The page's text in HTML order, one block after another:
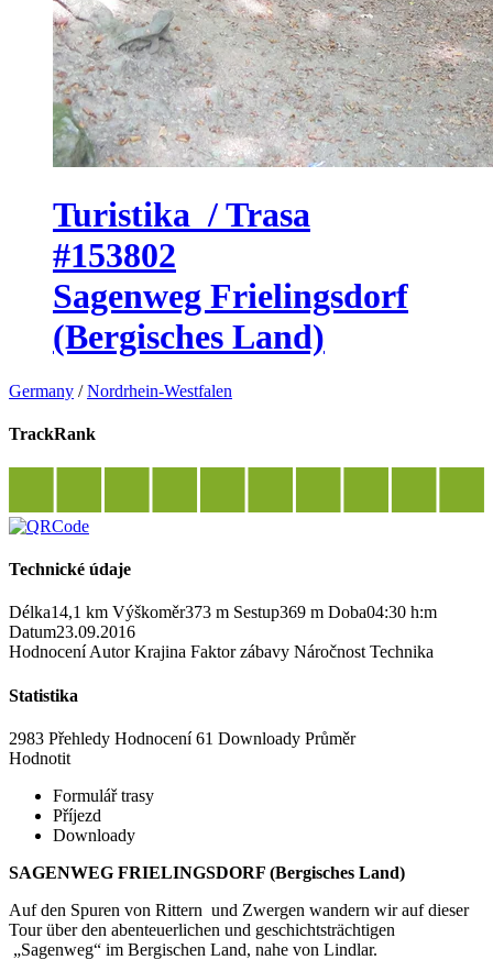
Turistika / Trasa
#153802
Sagenweg Frielingsdorf
(Bergisches Land)
Germany /Nordrhein-Westfalen
TrackRank
Technické údaje
Délka14,1 km Výškoměr373 m Sestup369 m Doba04:30 h:m
Datum23.09.2016
Hodnocení Autor Krajina Faktor zábavy Náročnost Technika
Statistika
2983 Přehledy Hodnocení 61 Downloady Průměr
Hodnotit
Formulář trasy
Příjezd
Downloady
SAGENWEG FRIELINGSDORF (Bergisches Land)
Auf den Spuren von Rittern und Zwergen wandern wir auf dieser
Tour über den abenteuerlichen und geschichtsträchtigen
„Sagenweg“ im Bergischen Land, nahe von Lindlar.